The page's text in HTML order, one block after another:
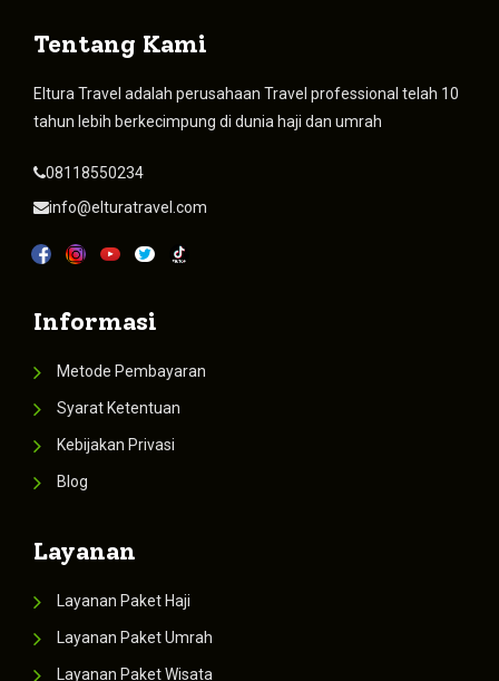
Tentang Kami
Eltura Travel adalah perusahaan Travel professional telah 10
tahun lebih berkecimpung di dunia haji dan umrah
08118550234
info@elturatravel.com
Informasi
Metode Pembayaran
Syarat Ketentuan
Kebijakan Privasi
Blog
Layanan
Layanan Paket Haji
Layanan Paket Umrah
Layanan Paket Wisata